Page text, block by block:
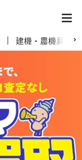
建機・農機具買取